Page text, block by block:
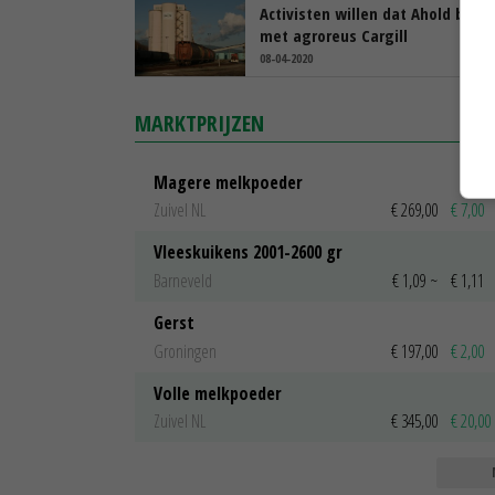
Activisten willen dat Ahold breekt
met agroreus Cargill
08-04-2020
MARKTPRIJZEN
Magere melkpoeder
Zuivel NL
€ 269,00 € 7,00
Vleeskuikens 2001-2600 gr
Barneveld
€ 1,09 ~ € 1,11
Gerst
Groningen
€ 197,00 € 2,00
Volle melkpoeder
Zuivel NL
€ 345,00 € 20,00